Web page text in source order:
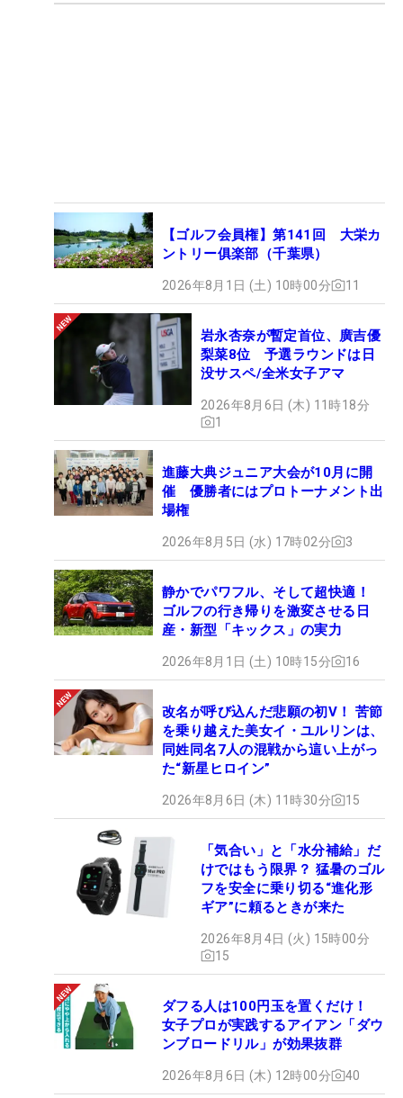
【ゴルフ会員権】第141回 大栄カ
ントリー俱楽部（千葉県）
2026年8月1日 (土) 10時00分 11
岩永杏奈が暫定首位、廣吉優
梨菜8位 予選ラウンドは日
没サスペ/全米女子アマ
2026年8月6日 (木) 11時18分
1
進藤大典ジュニア大会が10月に開
催 優勝者にはプロトーナメント出
場権
2026年8月5日 (水) 17時02分 3
静かでパワフル、そして超快適！
ゴルフの行き帰りを激変させる日
産・新型「キックス」の実力
2026年8月1日 (土) 10時15分 16
改名が呼び込んだ悲願の初V！ 苦節
を乗り越えた美女イ・ユルリンは、
同姓同名7人の混戦から這い上がっ
た“新星ヒロイン”
2026年8月6日 (木) 11時30分 15
「気合い」と「水分補給」だ
けではもう限界？ 猛暑のゴル
フを安全に乗り切る“進化形
ギア”に頼るときが来た
2026年8月4日 (火) 15時00分
15
ダフる人は100円玉を置くだけ！
女子プロが実践するアイアン「ダウ
ンブロードリル」が効果抜群
2026年8月6日 (木) 12時00分 40